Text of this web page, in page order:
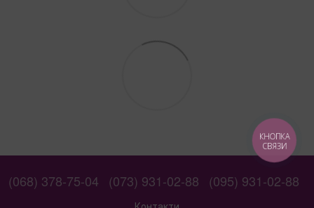
(068) 378-75-04 (073) 931-02-88 (095) 931-02-88
КНОПКА
СВЯЗИ